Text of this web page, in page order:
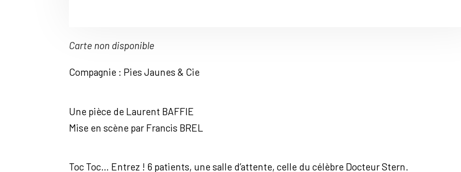
Carte non disponible
Compagnie : Pies Jaunes & Cie
Une pièce de Laurent BAFFIE
Mise en scène par Francis BREL
Toc Toc… Entrez ! 6 patients, une salle d’attente, celle du célèbre Docteur Stern.